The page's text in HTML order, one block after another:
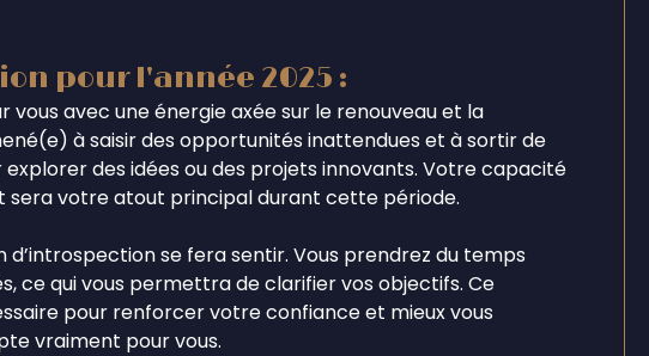
pour l'année 2025 :
vous avec une énergie axée sur le renouveau et la
à saisir des opportunités inattendues et à sortir de
des idées ou des projets innovants. Votre capacité
sera votre atout principal durant cette période.
d’introspection se fera sentir. Vous prendrez du temps
ce qui vous permettra de clarifier vos objectifs. Ce
pour renforcer votre confiance et mieux vous
vraiment pour vous.